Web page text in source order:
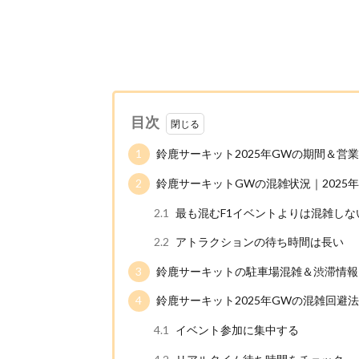
目次
1 鈴鹿サーキット2025年GWの期間＆営
2 鈴鹿サーキットGWの混雑状況｜2025
2.1 最も混むF1イベントよりは混雑しな
2.2 アトラクションの待ち時間は長い
3 鈴鹿サーキットの駐車場混雑＆渋滞情報
4 鈴鹿サーキット2025年GWの混雑回避法
4.1 イベント参加に集中する